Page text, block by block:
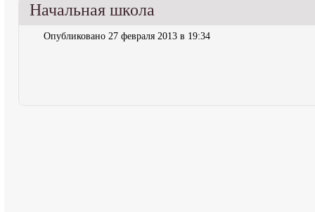
Начальная школа
Опубликовано 27 февраля 2013 в 19:34